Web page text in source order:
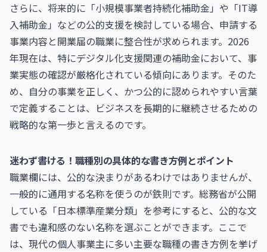
さらに、将来的に「小規模事業者持続化補助金」や「IT導
入補助金」などの公的支援を検討している場合、申請する
事業内容と開業届の職業に整合性が求められます。2026
年現在は、特にデジタル化支援関連の補助金において、事
業実態の確認が厳格化されている傾向にあります。そのた
め、自分の事業を正しく、かつ公的に認められやすい言葉
で定義することは、ビジネスを長期的に継続させるための
戦略的な第一歩と言えるのです。
迷わず書ける！職種別の具体的な書き方例とポイント
職業欄には、公的な決まりがあるわけではありませんが、
一般的に通用する名称を使うのが鉄則です。総務省が公開
している「日本標準産業分類」を参考にすると、公的な文
書でも違和感のない名称を選ぶことができます。ここで
は、現代の個人事業主に多い主要な職種の書き方例を挙げ